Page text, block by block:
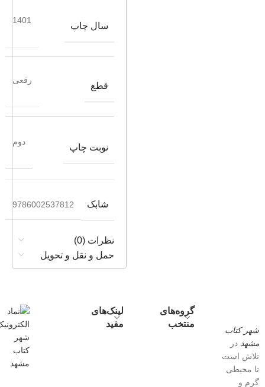
سال چاپ
1401
قطع
رقعی
نوبت چاپ
دوم
شابک 9786002537812
نظرات (0)
حمل و نقل و تحویل
شهر کتاب
مشهد در
تلاش است
تا محیطی
گرم و
گروه‌های
منتخب
لینک‌های
مفید